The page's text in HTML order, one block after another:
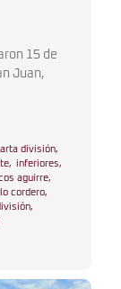
15 de
Juan,
división,
, inferiores,
aguirre,
cordero,
,